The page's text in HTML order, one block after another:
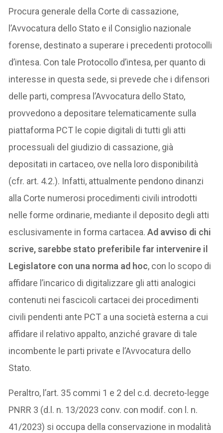
Procura generale della Corte di cassazione,
l’Avvocatura dello Stato e il Consiglio nazionale
forense, destinato a superare i precedenti protocolli
d’intesa. Con tale Protocollo d’intesa, per quanto di
interesse in questa sede, si prevede che i difensori
delle parti, compresa l’Avvocatura dello Stato,
provvedono a depositare telematicamente sulla
piattaforma PCT le copie digitali di tutti gli atti
processuali del giudizio di cassazione, già
depositati in cartaceo, ove nella loro disponibilità
(cfr. art. 4.2.). Infatti, attualmente pendono dinanzi
alla Corte numerosi procedimenti civili introdotti
nelle forme ordinarie, mediante il deposito degli atti
esclusivamente in forma cartacea.Ad avviso di chi
scrive, sarebbe stato preferibile far intervenire il
Legislatore con una norma ad hoc, con lo scopo di
affidare l’incarico di digitalizzare gli atti analogici
contenuti nei fascicoli cartacei dei procedimenti
civili pendenti ante PCT a una società esterna a cui
affidare il relativo appalto, anziché gravare di tale
incombente le parti private e l’Avvocatura dello
Stato.
Peraltro, l’art. 35 commi 1 e 2 del c.d. decreto-legge
PNRR 3 (d.l. n. 13/2023 conv. con modif. con l. n.
41/2023) si occupa della conservazione in modalità